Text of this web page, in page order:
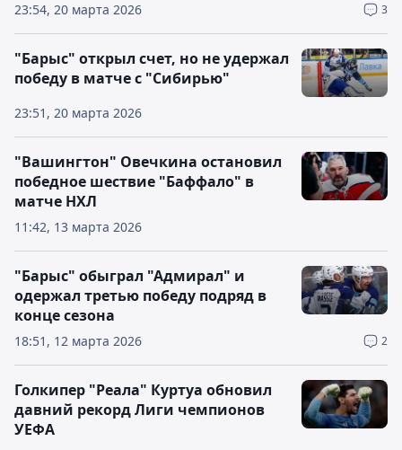
23:54, 20 марта 2026 3
23:51, 20 марта 2026
"Барыс" открыл счет, но не удержал
победу в матче с "Сибирью"
11:42, 13 марта 2026
"Вашингтон" Овечкина остановил
победное шествие "Баффало" в
матче НХЛ
18:51, 12 марта 2026 2
"Барыс" обыграл "Адмирал" и
одержал третью победу подряд в
конце сезона
Голкипер "Реала" Куртуа обновил
давний рекорд Лиги чемпионов
УЕФА